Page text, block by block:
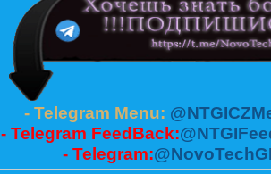
- Telegram Menu:
- Telegram FeedBack:
- Telegram: